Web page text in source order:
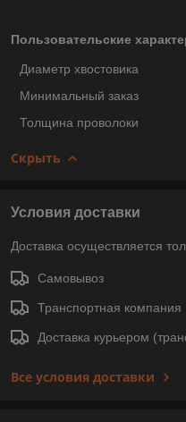
Пользовательские
Диаметр хвостовика
Минимальный заказ
Толщина проволоки
Скрыть
Условия доставки
Доставка осуществляется
Самовывоз
Транспортная компания
Доставка курьером
Все условия доставки